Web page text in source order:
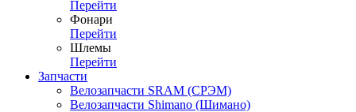
Перейти
Фонари
Перейти
Шлемы
Перейти
Запчасти
Велозапчасти SRAM (СРЭМ)
Велозапчасти Shimano (Шимано)